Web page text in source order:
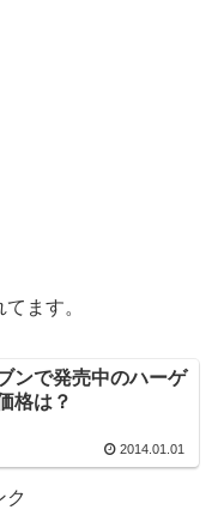
ます。
ンで発売中のハーゲ
格は？
2014.01.01
ク